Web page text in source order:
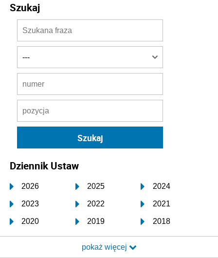
Szukaj
Dziennik Ustaw
2026 2025 2024
2023 2022 2021
2020 2019 2018
2017 2016 2015
2014 2013 2012
pokaż więcej